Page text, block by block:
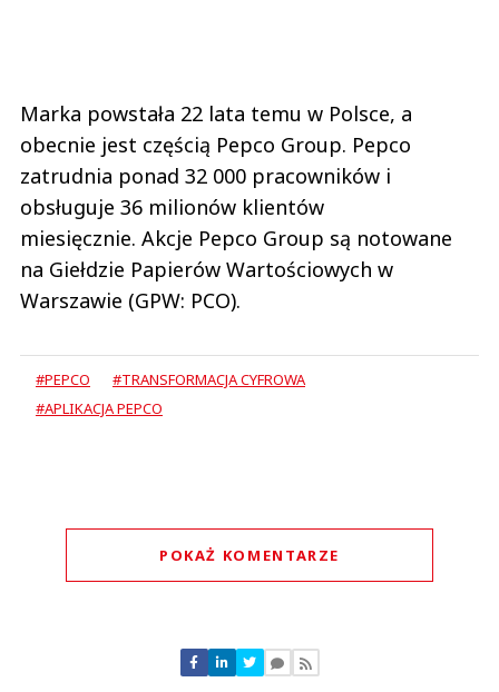
Marka powstała 22 lata temu w Polsce, a
obecnie jest częścią Pepco Group. Pepco
zatrudnia ponad 32 000 pracowników i
obsługuje 36 milionów klientów
miesięcznie. Akcje Pepco Group są notowane
na Giełdzie Papierów Wartościowych w
Warszawie (GPW: PCO).
#PEPCO
#TRANSFORMACJA CYFROWA
#APLIKACJA PEPCO
POKAŻ KOMENTARZE
Nie znaleziono komentarzy
Zostaw swoje komentarze